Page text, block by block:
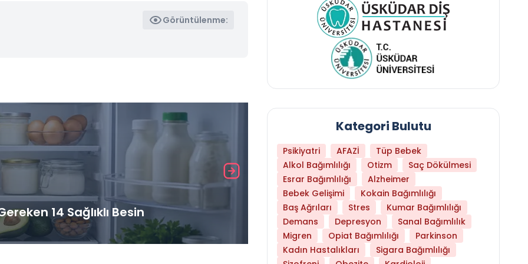
Görüntülenme:
14 Sağlıklı Besin Hangi Yaşta Hangi Testi Yaptırmanız
Kategori Bulutu
Psikiyatri AFAZİ
Tüp Bebek
Alkol Bağımlılığı
Otizm
Saç Dökülmesi
Esrar Bağımlılığı
Alzheimer
Bebek Gelişimi
Kokain Bağımlılığı
Baş Ağrıları
Stres
Kumar Bağımlılığı
Demans
Depresyon
Sanal Bağımlılık
Migren
Opiat Bağımlılığı
Parkinson
Kadın Hastalıkları
Sigara Bağımlılığı